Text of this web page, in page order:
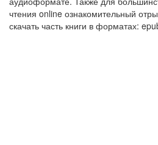
чтения online ознакомительный
скачать часть книги в форматах: